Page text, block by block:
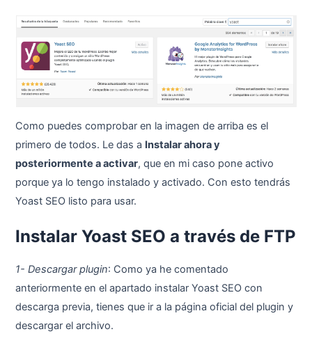
Como puedes comprobar en la imagen de arriba es el
primero de todos. Le das a Instalar ahora y
posteriormente a activar, que en mi caso pone activo
porque ya lo tengo instalado y activado. Con esto tendrás
Yoast SEO listo para usar.
Instalar Yoast SEO a través de FTP
1- Descargar plugin: Como ya he comentado
anteriormente en el apartado instalar Yoast SEO con
descarga previa, tienes que ir a la página oficial del plugin y
descargar el archivo.